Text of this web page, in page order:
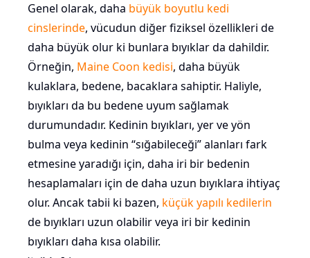
Genel olarak, daha büyük boyutlu kedi
cinslerinde, vücudun diğer fiziksel özellikleri de
daha büyük olur ki bunlara bıyıklar da dahildir.
Örneğin, Maine Coon kedisi, daha büyük
kulaklara, bedene, bacaklara sahiptir. Haliyle,
bıyıkları da bu bedene uyum sağlamak
durumundadır. Kedinin bıyıkları, yer ve yön
bulma veya kedinin “sığabileceği” alanları fark
etmesine yaradığı için, daha iri bir bedenin
hesaplamaları için de daha uzun bıyıklara ihtiyaç
olur. Ancak tabii ki bazen, küçük yapılı kedilerin
de bıyıkları uzun olabilir veya iri bir kedinin
bıyıkları daha kısa olabilir.